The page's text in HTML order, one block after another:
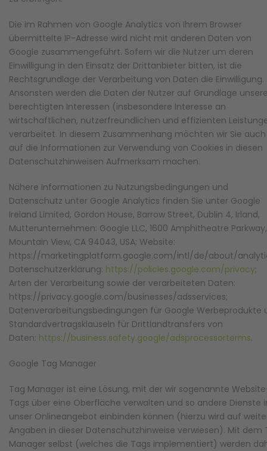
Die im Rahmen von Google Analytics von Ihrem Browser
übermittelte IP-Adresse wird nicht mit anderen Daten von
Google zusammengeführt. Sofern wir die Nutzer um deren
Einwilligung in den Einsatz der Drittanbieter bitten, ist die
Rechtsgrundlage der Verarbeitung von Daten die Einwilligung.
Ansonsten werden die Daten der Nutzer auf Grundlage
berechtigten Interessen (insbesondere Interesse an
wirtschaftlichen, nutzerfreundlichen und effizienten
verarbeitet. In diesem Zusammenhang möchten wir Sie auch
auf die Informationen zur Verwendung von Cookies in diesen
Datenschutzhinweisen Aufmerksam machen.
Nähere Informationen zu Nutzungsbedingungen und
Datenschutz unter Google Analytics finden Sie unter Google
Ireland Limited, Gordon House, Barrow Street, Dublin 4, Irland,
Mutterunternehmen: Google LLC, 1600 Amphitheatre Parkway,
Mountain View, CA 94043, USA; Website:
https://marketingplatform.google.com/intl/de/about/
Datenschutzerklärung: https://policies.google.com/privacy;
Arten der Verarbeitung sowie der verarbeiteten Daten:
https://privacy.google.com/businesses/adsservices;
Datenverarbeitungsbedingungen für Google Werbeprodukte
Standardvertragsklauseln für Drittlandtransfers von
Daten: https://business.safety.google/adsprocessorterms.
Google Tag Manager
Tag Manager ist eine Lösung, mit der wir sogenannte
Tags über eine Oberfläche verwalten und so andere Dienste
unser Onlineangebot einbinden können (hierzu wird auf
Angaben in dieser Datenschutzhinweise verwiesen). Mit dem
Manager selbst (welches die Tags implementiert) werden